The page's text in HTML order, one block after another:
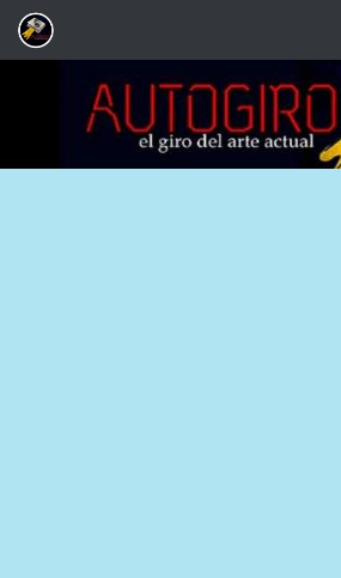
Saltar al contenido